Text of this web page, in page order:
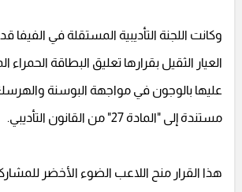
وكانت اللجنة التأديبية المستقلة في
العيار الثقيل بقرارها تعليق البطاقة
عليها بالوجون في مواجهة البوسنة
مستندة إلى "المادة 27" من القانون التأديبي.
هذا القرار منح اللاعب الضوء الأخضر